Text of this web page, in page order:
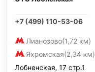
+7 (499) 110-53-06
Лианозово(1,72 км)
Яхромская(2,34 км)
Лобненская, 17 стр.1